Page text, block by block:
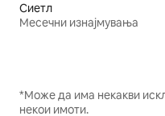
Сиетл
Месечни изнајмувања
*Може да има некакви
некои имоти.